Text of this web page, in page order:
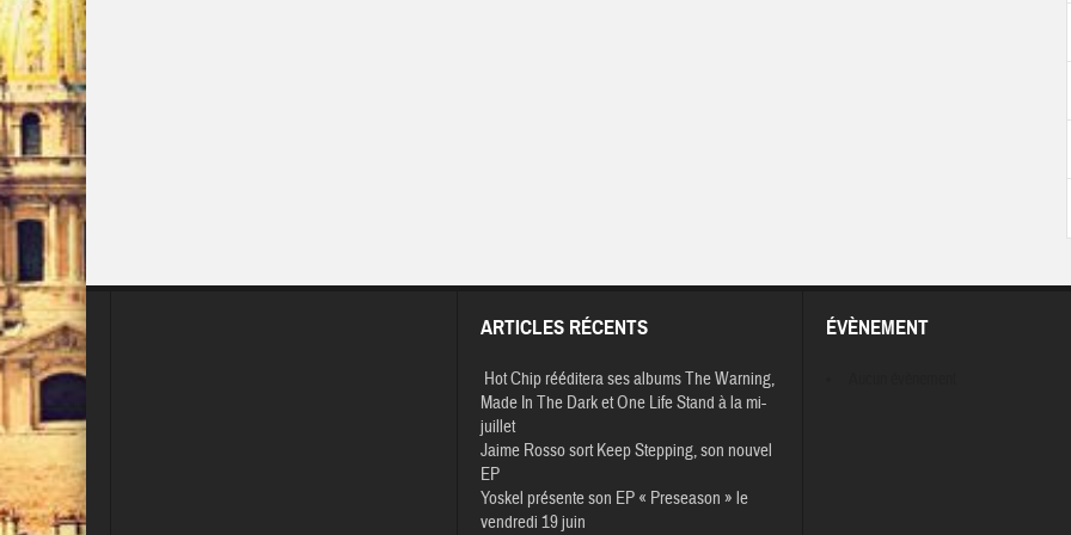
ARTICLES RÉCENTS
Hot Chip rééditera ses albums The Warning,
Made In The Dark et One Life Stand à la mi-
juillet
Jaime Rosso sort Keep Stepping, son nouvel
EP
Yoskel présente son EP « Preseason » le
vendredi 19 juin
ÉVÈNEMENT